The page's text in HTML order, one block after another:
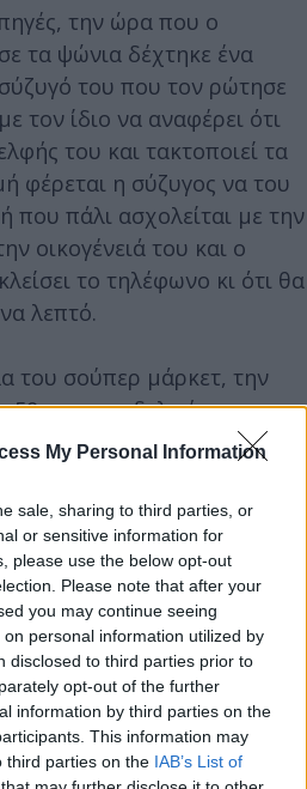
My Personal Information
sale, sharing to third parties, or
or sensitive information for
please use the below opt-out
Please note that after your
you may continue seeing
personal information utilized by
disclosed to third parties prior to
opt-out of the further
information by third parties on the
This information may
third parties on the IAB’s List of
την ώρα που ο
τα ψώνια δέχτηκε ένα
του που τον ρώτησε
τον ίδιο να αναφέρει ότι
του και τακτοποιεί τα
φέρεται η σύζυγος να του
που πάλι ασχολείται με την
οικογένειά του και ο
το τηλέφωνο κι ότι θα
λεπτό.
του σούπερ μάρκετ, την
59χρονης αδελφής του και
στην σύζυγό του και
«η αδελφή μου δεν θα μας
και στη συνέχεια
και ομολόγησε την
δικαστήρια όπου του
από πρόθεση,
απολογηθεί την Τετάρτη